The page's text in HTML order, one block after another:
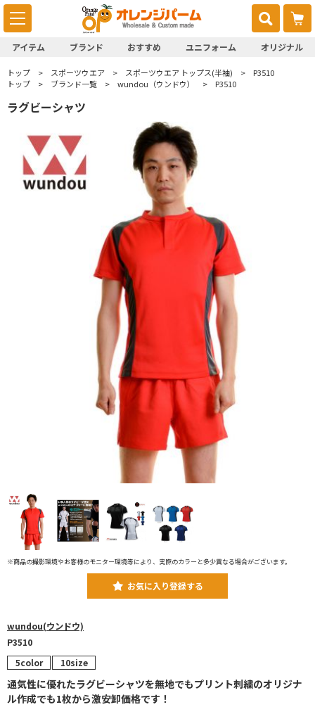
アイテム ブランド おすすめ ユニフォーム オリジナル
トップ スポーツウエア スポーツウエア トップス(半袖)
P3510
トップ
ブランド一覧 wundou（ウンドウ） P3510
ラグビーシャツ
※商品の撮影環境やお客様のモニター環境等により、実際のカラーと多少異なる場合がございます。
お気に入り登録する
wundou(ウンドウ)
P3510
5color 10size
通気性に優れたラグビーシャツを無地でもプリント刺繍のオリジナ
ル作成でも1枚から激安卸価格です！